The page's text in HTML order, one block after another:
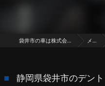
袋井市の車は株式会社デントリペア・オゴマ メディア
静岡県袋井市のデン